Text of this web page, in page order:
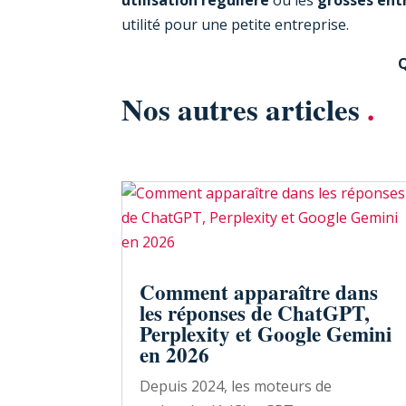
utilité pour une petite entreprise.
Nos autres articles .
Comment apparaître dans
les réponses de ChatGPT,
Perplexity et Google Gemini
en 2026
Depuis 2024, les moteurs de